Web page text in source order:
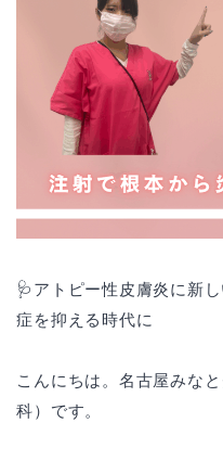
🩺アトピー性皮膚炎に新
症を抑える時代に
こんにちは。名古屋みな
科）です。